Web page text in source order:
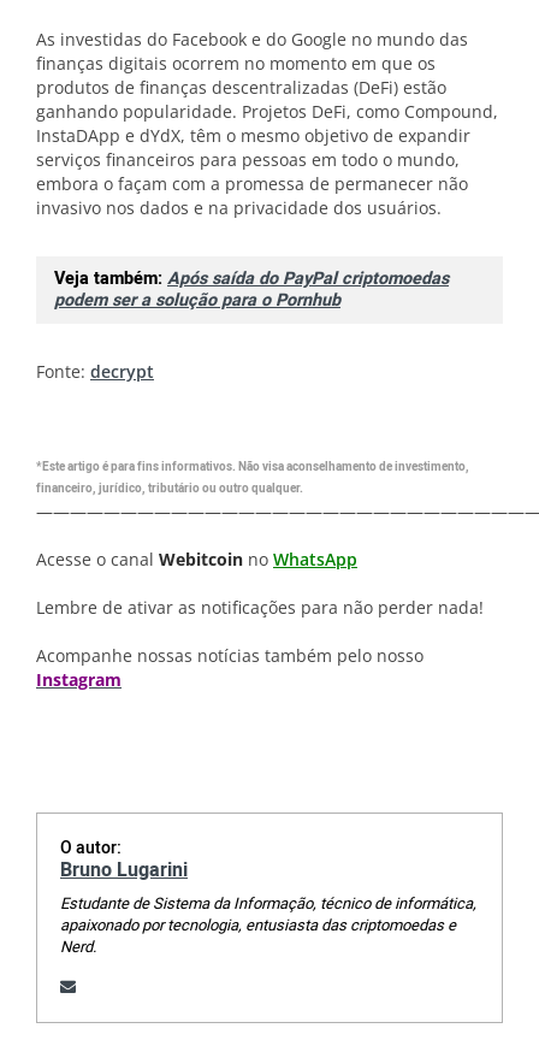
As investidas do Facebook e do Google no mundo das
finanças digitais ocorrem no momento em que os
produtos de finanças descentralizadas (DeFi) estão
ganhando popularidade. Projetos DeFi, como Compound,
InstaDApp e dYdX, têm o mesmo objetivo de expandir
serviços financeiros para pessoas em todo o mundo,
embora o façam com a promessa de permanecer não
invasivo nos dados e na privacidade dos usuários.
Veja também:Após saída do PayPal criptomoedas
podem ser a solução para o Pornhub
Fonte: decrypt
*Este artigo é para fins informativos. Não visa aconselhamento de investimento,
financeiro, jurídico, tributário ou outro qualquer.
Acesse o canal Webitcoin no WhatsApp
Lembre de ativar as notificações para não perder nada!
Acompanhe nossas notícias também pelo nosso
Instagram
O autor:
Bruno Lugarini
Estudante de Sistema da Informação, técnico de informática,
apaixonado por tecnologia, entusiasta das criptomoedas e
Nerd.